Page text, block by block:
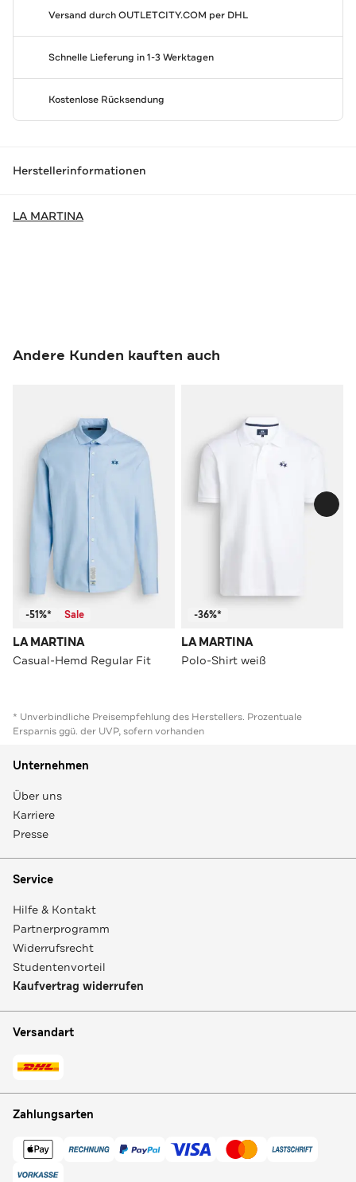
Versand durchOUTLETCITY.COM per DHL
Schnelle Lieferung in 1-3 Werktagen
Kostenlose Rücksendung
Herstellerinformationen
LA MARTINA
Andere Kunden kauften auch
-51%* Sale
LA MARTINA
Casual-Hemd Regular Fit
-36%*
LA MARTINA
Polo-Shirt weiß
* Unverbindliche Preisempfehlung des Herstellers. Prozentuale
Ersparnis ggü. der UVP, sofern vorhanden
Unternehmen
Über uns
Karriere
Presse
Service
Hilfe & Kontakt
Partnerprogramm
Widerrufsrecht
Studentenvorteil
Kaufvertrag widerrufen
Versandart
Zahlungsarten